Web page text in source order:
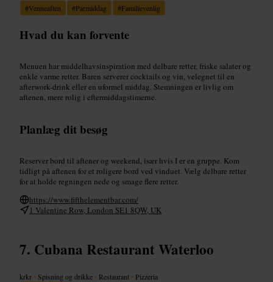
#Venneaften #Parmiddag #Familievenlig
Hvad du kan forvente
Menuen har middelhavsinspiration med delbare retter, friske salater og
enkle varme retter. Baren serverer cocktails og vin, velegnet til en
afterwork-drink eller en uformel middag. Stemningen er livlig om
aftenen, mere rolig i eftermiddagstimerne.
Planlæg dit besøg
Reserver bord til aftener og weekend, især hvis I er en gruppe. Kom
tidligt på aftenen for et roligere bord ved vinduet. Vælg delbare retter
for at holde regningen nede og smage flere retter.
https://www.fifthelementbar.com/
1 Valentine Row, London SE1 8QW, UK
Cubana Restaurant Waterloo
krkr • Spisning og drikke • Restaurant • Pizzeria